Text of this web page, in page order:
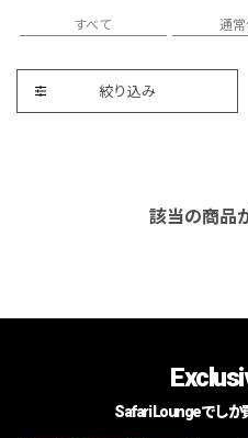
すべて 通常
絞り込み
該当の商品
Safari Loungeでしか